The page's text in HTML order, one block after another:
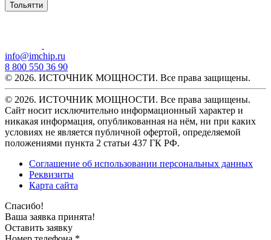
Тольятти
info@imchip.ru
8 800 550 36 90
© 2026. ИСТОЧНИК МОЩНОСТИ. Все права защищены.
© 2026. ИСТОЧНИК МОЩНОСТИ. Все права защищены.
Сайт носит исключительно информационный характер и
никакая информация, опубликованная на нём, ни при каких
условиях не является публичной офертой, определяемой
положениями пункта 2 статьи 437 ГК РФ.
Соглашение об использовании персональных данных
Реквизиты
Карта сайта
Спасибо!
Ваша заявка принята!
Оставить заявку